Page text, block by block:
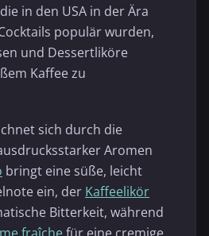
in den USA in der Ära
populär wurden,
und Dessertliköre
Kaffee zu
sich durch die
Aromen
bringt eine süße, leicht
ein, der Kaffeelikör
Bitterkeit, während